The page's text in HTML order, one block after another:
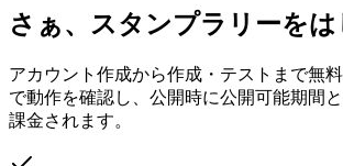
さぁ、スタンプラリーをは
アカウント作成から作成・テストまで無
で動作を確認し、公開時に公開可能期間
課金されます。